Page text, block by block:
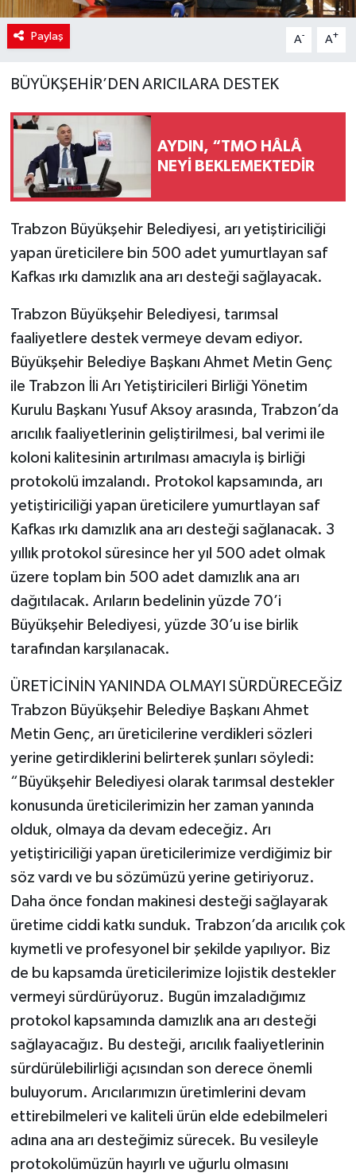
Paylaş A- A+
BÜYÜKŞEHİR’DEN ARICILARA DESTEK
AYDIN, “TMO HÂLÂ
NEYİ BEKLEMEKTEDİR
Trabzon Büyükşehir Belediyesi, arı yetiştiriciliği
yapan üreticilere bin 500 adet yumurtlayan saf
Kafkas ırkı damızlık ana arı desteği sağlayacak.
Trabzon Büyükşehir Belediyesi, tarımsal
faaliyetlere destek vermeye devam ediyor.
Büyükşehir Belediye Başkanı Ahmet Metin Genç
ile Trabzon İli Arı Yetiştiricileri Birliği Yönetim
Kurulu Başkanı Yusuf Aksoy arasında, Trabzon’da
arıcılık faaliyetlerinin geliştirilmesi, bal verimi ile
koloni kalitesinin artırılması amacıyla iş birliği
protokolü imzalandı. Protokol kapsamında, arı
yetiştiriciliği yapan üreticilere yumurtlayan saf
Kafkas ırkı damızlık ana arı desteği sağlanacak. 3
yıllık protokol süresince her yıl 500 adet olmak
üzere toplam bin 500 adet damızlık ana arı
dağıtılacak. Arıların bedelinin yüzde 70’i
Büyükşehir Belediyesi, yüzde 30’u ise birlik
tarafından karşılanacak.
ÜRETİCİNİN YANINDA OLMAYI SÜRDÜRECEĞİZ
Trabzon Büyükşehir Belediye Başkanı Ahmet
Metin Genç, arı üreticilerine verdikleri sözleri
yerine getirdiklerini belirterek şunları söyledi:
“Büyükşehir Belediyesi olarak tarımsal destekler
konusunda üreticilerimizin her zaman yanında
olduk, olmaya da devam edeceğiz. Arı
yetiştiriciliği yapan üreticilerimize verdiğimiz bir
söz vardı ve bu sözümüzü yerine getiriyoruz.
Daha önce fondan makinesi desteği sağlayarak
üretime ciddi katkı sunduk. Trabzon’da arıcılık çok
kıymetli ve profesyonel bir şekilde yapılıyor. Biz
de bu kapsamda üreticilerimize lojistik destekler
vermeyi sürdürüyoruz. Bugün imzaladığımız
protokol kapsamında damızlık ana arı desteği
sağlayacağız. Bu desteği, arıcılık faaliyetlerinin
sürdürülebilirliği açısından son derece önemli
buluyorum. Arıcılarımızın üretimlerini devam
ettirebilmeleri ve kaliteli ürün elde edebilmeleri
adına ana arı desteğimiz sürecek. Bu vesileyle
protokolümüzün hayırlı ve uğurlu olmasını